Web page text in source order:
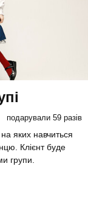
подарували 59 разів
на яких навчиться
Клієнт буде
групи.